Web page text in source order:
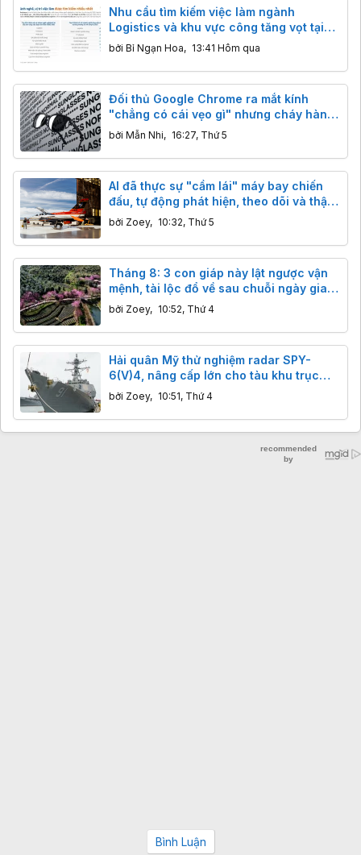
Nhu cầu tìm kiếm việc làm ngành
Logistics và khu vực công tăng vọt tại
Việt Nam
bởi Bỉ Ngạn Hoa, 13:41 Hôm qua
Đối thủ Google Chrome ra mắt kính
"chẳng có cái vẹo gì" nhưng cháy hàng
ngay lập tức
bởi Mẫn Nhi, 16:27, Thứ 5
AI đã thực sự "cầm lái" máy bay chiến
đấu, tự động phát hiện, theo dõi và thậm
chí đánh chặn mục tiêu
bởi Zoey, 10:32, Thứ 5
Tháng 8: 3 con giáp này lật ngược vận
mệnh, tài lộc đổ về sau chuỗi ngày gian
nan.
bởi Zoey, 10:52, Thứ 4
Hải quân Mỹ thử nghiệm radar SPY-
6(V)4, nâng cấp lớn cho tàu khu trục
Arleigh Burke
bởi Zoey, 10:51, Thứ 4
Bình Luận